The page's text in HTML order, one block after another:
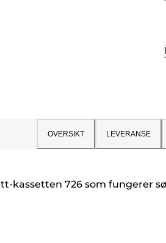
OVERSIKT LEVERANSE
726 som fungerer